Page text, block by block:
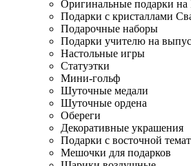
Оригинальные подарки
Подарки с кристаллами
Подарочные наборы
Подарки учителю на
Настольные игры
Статуэтки
Мини-гольф
Шуточные медали
Шуточные ордена
Обереги
Декоративные украшения
Подарки с восточной
Мешочки для подарков